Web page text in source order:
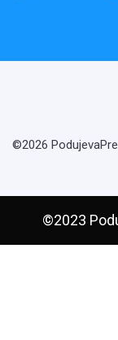
©2026
©2023